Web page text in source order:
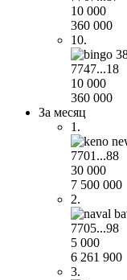
10 000
360 000
10.
7747...18
10 000
360 000
За месяц
1.
7701...88
30 000
7 500 000
2.
7705...98
5 000
6 261 900
3.